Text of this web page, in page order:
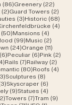
(86)86 Beiträge
Greenery (22)
(2)2 Beiträge
Guard Towers (2)2
(3)3 Beiträge
Historic (68)
Beitrag (4)
(50)50 Beiträge
Mansions (4)
Beiträge
(99)99 Beiträge
Music (2)
(24)24 Beiträge
Orange (11)
(6)6 Beiträge
Peculiar (6)6 Beiträge
Pink (2)
14 Beiträge
Rails (7)7 Beiträge
Railway (2)2
Beiträge(80)80 Beiträge
Roofs (4)4
3 Beiträge
Sculptures (8)
3 Beiträge
Skyscraper (6)6
(9)9 Beiträge
Statues (4)
2 Beiträge
Towers (7)7 Beiträge
Tram (9)9